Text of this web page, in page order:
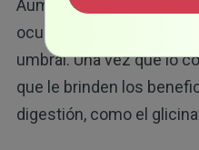
Aumente de forma
ocurra, luego redúzcala
umbral. Una vez que lo
que le brinden los
digestión, como el